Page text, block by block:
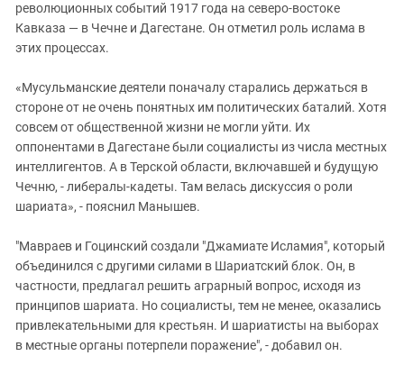
революционных событий 1917 года на северо-востоке
Кавказа — в Чечне и Дагестане. Он отметил роль ислама в
этих процессах.
«Мусульманские деятели поначалу старались держаться в
стороне от не очень понятных им политических баталий. Хотя
совсем от общественной жизни не могли уйти. Их
оппонентами в Дагестане были социалисты из числа местных
интеллигентов. А в Терской области, включавшей и будущую
Чечню, - либералы-кадеты. Там велась дискуссия о роли
шариата», - пояснил Манышев.
"Мавраев и Гоцинский создали "Джамиате Исламия", который
объединился с другими силами в Шариатский блок. Он, в
частности, предлагал решить аграрный вопрос, исходя из
принципов шариата. Но социалисты, тем не менее, оказались
привлекательными для крестьян. И шариатисты на выборах
в местные органы потерпели поражение", - добавил он.